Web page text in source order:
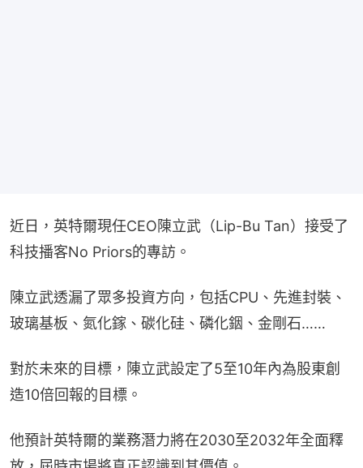
近日，英特爾現任CEO陳立武（Lip-Bu Tan）接受了
科技播客No Priors的專訪。
陳立武透漏了眾多投資方向，包括CPU、先進封裝、
玻璃基板、氮化鎵、碳化硅、磷化銦、金剛石……
對於未來的目標，陳立武設定了5至10年內為股東創
造10倍回報的目標。
他預計英特爾的業務潛力將在2030至2032年全面釋